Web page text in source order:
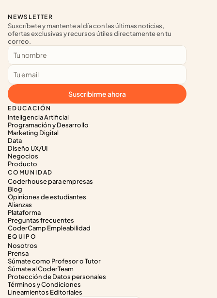
EDUCACIÓN
Inteligencia Artificial
Programación y Desarrollo
Marketing Digital
Data
Diseño UX/UI
Negocios
Producto
COMUNIDAD
Coderhouse para empresas
Blog
Opiniones de estudiantes
Alianzas
Plataforma
Preguntas frecuentes
CoderCamp Empleabilidad
EQUIPO
Nosotros
Prensa
Súmate como Profesor o Tutor
Súmate al CoderTeam
Protección de Datos personales
Términos y Condiciones
Lineamientos Editoriales
NEWSLETTER
Suscríbete y mantente al día con las últimas noticias,
ofertas exclusivas y recursos útiles directamente en tu
correo.
Suscribirme ahora